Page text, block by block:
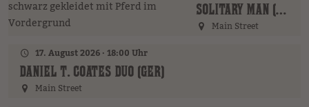
SOLITARY MAN (GER)
Main Street
17. August 2026 · 18:00 Uhr
DANIEL T. COATES DUO (GER)
Main Street